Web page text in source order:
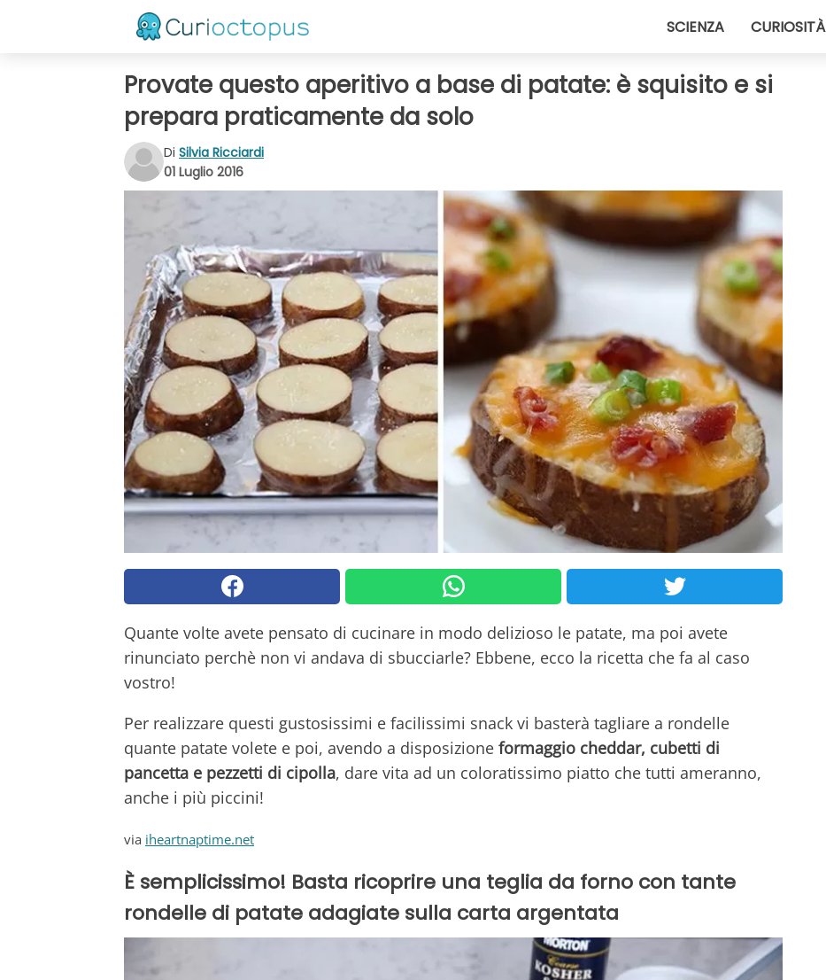
SCIENZA CURIOSITÀ
Provate questo aperitivo a base di patate: è squisito e si
prepara praticamente da solo
Di Silvia Ricciardi
01 Luglio 2016
Quante volte avete pensato di cucinare in modo delizioso le patate, ma poi avete
rinunciato perchè non vi andava di sbucciarle? Ebbene, ecco la ricetta che fa al caso
vostro!
Per realizzare questi gustosissimi e facilissimi snack vi basterà tagliare a rondelle
quante patate volete e poi, avendo a disposizione formaggio cheddar, cubetti di
pancetta e pezzetti di cipolla, dare vita ad un coloratissimo piatto che tutti ameranno,
anche i più piccini!
via iheartnaptime.net
È semplicissimo! Basta ricoprire una teglia da forno con tante
rondelle di patate adagiate sulla carta argentata